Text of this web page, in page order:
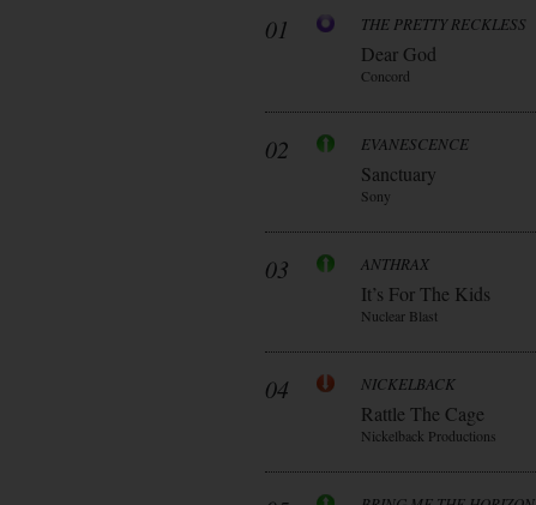
01 THE PRETTY RECKLESS
Dear God
Concord
02 EVANESCENCE
Sanctuary
Sony
03 ANTHRAX
It’s For The Kids
Nuclear Blast
04 NICKELBACK
Rattle The Cage
Nickelback Productions